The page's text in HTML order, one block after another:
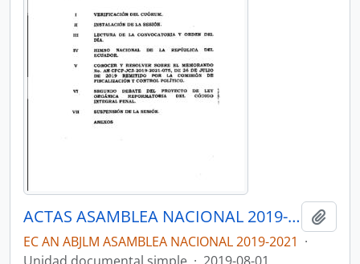
ACTAS ASAMBLEA NACIONAL 2019-2021
EC AN ABJLM ASAMBLEA NACIONAL 2019-2021 ·